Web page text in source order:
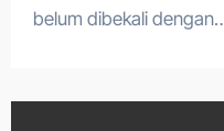
belum dibekali